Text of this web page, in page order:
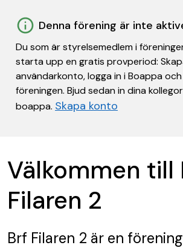
Denna förening är inte
Du som är styrelsemedlem i
starta upp en gratis provperiod:
användarkonto, logga in i Boappa
föreningen. Bjud sedan in dina
boappa. Skapa konto
Välkommen till
Filaren 2
Brf Filaren 2 är en förening